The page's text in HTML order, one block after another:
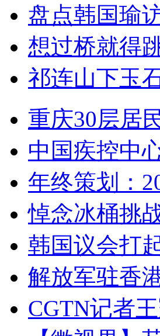
盘点韩国瑜
想过桥就得
祁连山下玉
重庆30层居
中国疾控中
年终策划：
悼念冰桶挑
韩国议会打
解放军驻香
CGTN记者